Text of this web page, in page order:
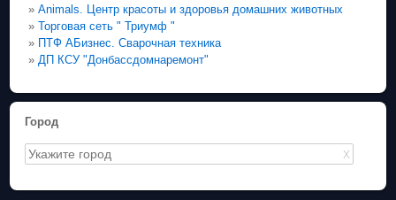
»Animals. Центр красоты и здоровья домашних животных
»Торговая сеть " Триумф "
» ПТФ АБизнес. Сварочная техника
» ДП КСУ "Донбассдомнаремонт"
Город
X